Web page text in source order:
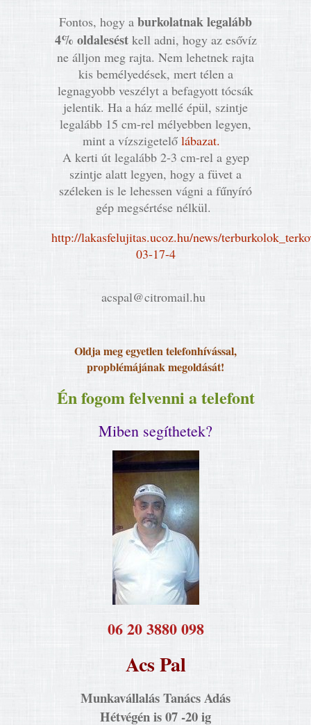
Fontos, hogy a burkolatnak legalább
4% oldaleséstkell adni, hogy az esővíz
ne álljon meg rajta. Nem lehetnek rajta
kis bemélyedések, mert télen a
legnagyobb veszélyt a befagyott tócsák
jelentik. Ha a ház mellé épül, szintje
legalább 15 cm-rel mélyebben legyen,
mint a vízszigetelő lábazat.
A kerti út legalább 2-3 cm-rel a gyep
szintje alatt legyen, hogy a füvet a
széleken is le lehessen vágni a fűnyíró
gép megsértése nélkül.
http://lakasfelujitas.ucoz.hu/news/
03-17-4
acspal@citromail.hu
Oldja meg egyetlen telefonhívással,
propblémájának megoldását!
Én fogom felvenni a telefont
Miben segíthetek?
​06 20 3880 098
Acs Pal
Munkavállalás Tanács Adás
Hétvégén is 07 -20 ig